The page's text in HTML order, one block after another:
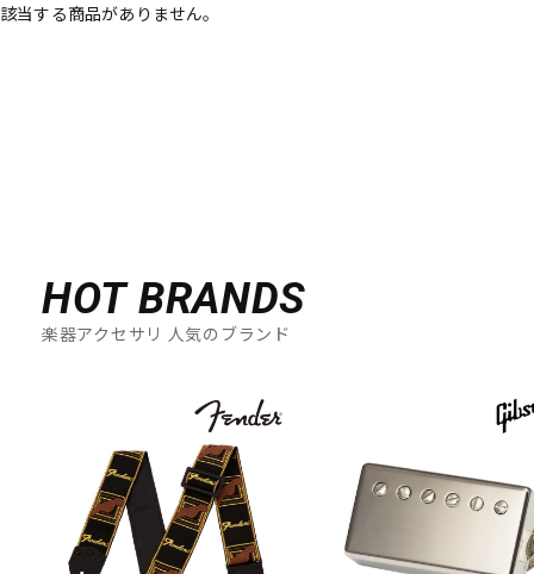
ベース
DTM オンライン納品 レコーディング機器
該当する商品がありません。
HOT BRANDS
楽器アクセサリ 人気のブランド